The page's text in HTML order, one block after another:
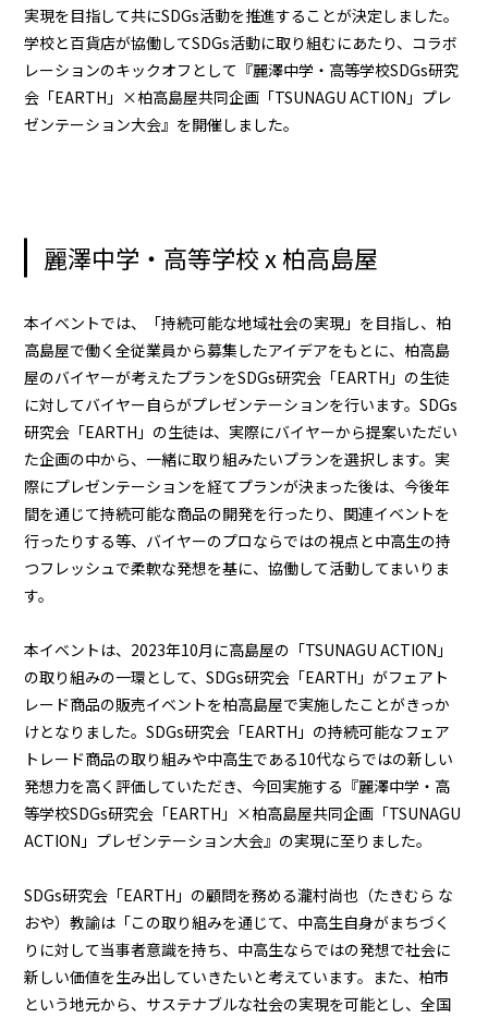
実現を目指して共にSDGs活動を推進することが決定しました。
学校と百貨店が協働してSDGs活動に取り組むにあたり、コラボ
レーションのキックオフとして『麗澤中学・高等学校SDGs研究
会「EARTH」×柏高島屋共同企画「TSUNAGU ACTION」プレ
ゼンテーション大会』を開催しました。
麗澤中学・高等学校 x 柏高島屋
本イベントでは、「持続可能な地域社会の実現」を目指し、柏
高島屋で働く全従業員から募集したアイデアをもとに、柏高島
屋のバイヤーが考えたプランをSDGs研究会「EARTH」の生徒
に対してバイヤー自らがプレゼンテーションを行います。SDGs
研究会「EARTH」の生徒は、実際にバイヤーから提案いただい
た企画の中から、一緒に取り組みたいプランを選択します。実
際にプレゼンテーションを経てプランが決まった後は、今後年
間を通じて持続可能な商品の開発を行ったり、関連イベントを
行ったりする等、バイヤーのプロならではの視点と中高生の持
つフレッシュで柔軟な発想を基に、協働して活動してまいりま
す。
本イベントは、2023年10月に高島屋の「TSUNAGU ACTION」
の取り組みの一環として、SDGs研究会「EARTH」がフェアト
レード商品の販売イベントを柏高島屋で実施したことがきっか
けとなりました。SDGs研究会「EARTH」の持続可能なフェア
トレード商品の取り組みや中高生である10代ならではの新しい
発想力を高く評価していただき、今回実施する『麗澤中学・高
等学校SDGs研究会「EARTH」×柏高島屋共同企画「TSUNAGU
ACTION」プレゼンテーション大会』の実現に至りました。
SDGs研究会「EARTH」の顧問を務める瀧村尚也（たきむら な
おや）教諭は「この取り組みを通じて、中高生自身がまちづく
りに対して当事者意識を持ち、中高生ならではの発想で社会に
新しい価値を生み出していきたいと考えています。また、柏市
という地元から、サステナブルな社会の実現を可能とし、全国